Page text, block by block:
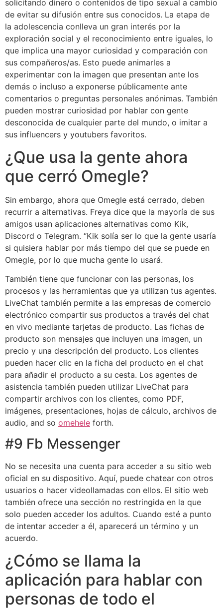
solicitando dinero o contenidos de tipo sexual a cambio
de evitar su difusión entre sus conocidos. La etapa de
la adolescencia conlleva un gran interés por la
exploración social y el reconocimiento entre iguales, lo
que implica una mayor curiosidad y comparación con
sus compañeros/as. Esto puede animarles a
experimentar con la imagen que presentan ante los
demás o incluso a exponerse públicamente ante
comentarios o preguntas personales anónimas. También
pueden mostrar curiosidad por hablar con gente
desconocida de cualquier parte del mundo, o imitar a
sus influencers y youtubers favoritos.
¿Que usa la gente ahora
que cerró Omegle?
Sin embargo, ahora que Omegle está cerrado, deben
recurrir a alternativas. Freya dice que la mayoría de sus
amigos usan aplicaciones alternativas como Kik,
Discord o Telegram. “Kik solía ser lo que la gente usaría
si quisiera hablar por más tiempo del que se puede en
Omegle, por lo que mucha gente lo usará.
También tiene que funcionar con las personas, los
procesos y las herramientas que ya utilizan tus agentes.
LiveChat también permite a las empresas de comercio
electrónico compartir sus productos a través del chat
en vivo mediante tarjetas de producto. Las fichas de
producto son mensajes que incluyen una imagen, un
precio y una descripción del producto. Los clientes
pueden hacer clic en la ficha del producto en el chat
para añadir el producto a su cesta. Los agentes de
asistencia también pueden utilizar LiveChat para
compartir archivos con los clientes, como PDF,
imágenes, presentaciones, hojas de cálculo, archivos de
audio, and so omehele forth.
#9 Fb Messenger
No se necesita una cuenta para acceder a su sitio web
oficial en su dispositivo. Aquí, puede chatear con otros
usuarios o hacer videollamadas con ellos. El sitio web
también ofrece una sección no restringida en la que
solo pueden acceder los adultos. Cuando esté a punto
de intentar acceder a él, aparecerá un término y un
acuerdo.
¿Cómo se llama la
aplicación para hablar con
personas de todo el